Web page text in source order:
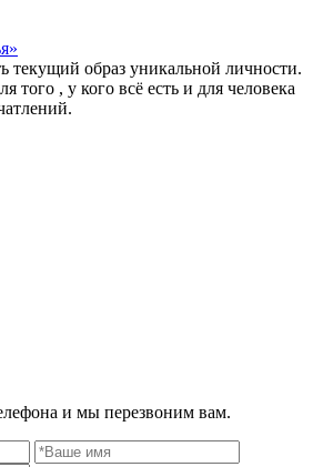
текущий образ уникальной личности.
того , у кого всё есть и для человека
и мы перезвоним вам.